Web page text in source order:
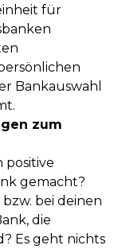
für
Bankauswahl
zum
positive
gemacht?
bei deinen
die
Es geht nichts